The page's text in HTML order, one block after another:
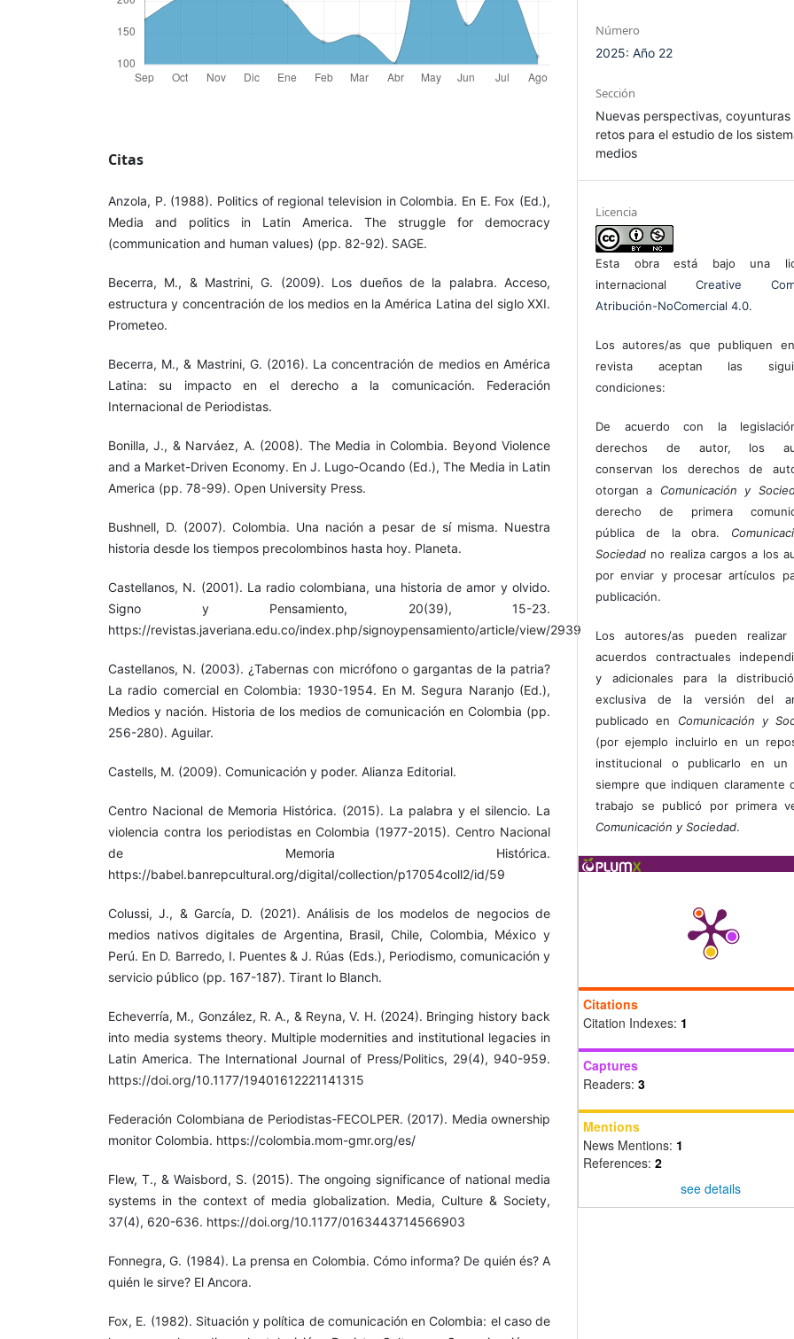
Citas
Anzola, P. (1988). Politics of regional television in Colombia. En E. Fox (Ed.),
Media and politics in Latin America. The struggle for democracy
(communication and human values) (pp. 82-92). SAGE.
Becerra, M., & Mastrini, G. (2009). Los dueños de la palabra. Acceso,
estructura y concentración de los medios en la América Latina del siglo XXI.
Prometeo.
Becerra, M., & Mastrini, G. (2016). La concentración de medios en América
Latina: su impacto en el derecho a la comunicación. Federación
Internacional de Periodistas.
Bonilla, J., & Narváez, A. (2008). The Media in Colombia. Beyond Violence
and a Market-Driven Economy. En J. Lugo-Ocando (Ed.), The Media in Latin
America (pp. 78-99). Open University Press.
Bushnell, D. (2007). Colombia. Una nación a pesar de sí misma. Nuestra
historia desde los tiempos precolombinos hasta hoy. Planeta.
Castellanos, N. (2001). La radio colombiana, una historia de amor y olvido.
Signo y Pensamiento, 20(39), 15-23.
https://revistas.javeriana.edu.co/index.php/signoypensamiento/article/view/2939
Castellanos, N. (2003). ¿Tabernas con micrófono o gargantas de la patria?
La radio comercial en Colombia: 1930-1954. En M. Segura Naranjo (Ed.),
Medios y nación. Historia de los medios de comunicación en Colombia (pp.
256-280). Aguilar.
Castells, M. (2009). Comunicación y poder. Alianza Editorial.
Centro Nacional de Memoria Histórica. (2015). La palabra y el silencio. La
violencia contra los periodistas en Colombia (1977-2015). Centro Nacional
de Memoria Histórica.
https://babel.banrepcultural.org/digital/collection/p17054coll2/id/59
Colussi, J., & García, D. (2021). Análisis de los modelos de negocios de
medios nativos digitales de Argentina, Brasil, Chile, Colombia, México y
Perú. En D. Barredo, I. Puentes & J. Rúas (Eds.), Periodismo, comunicación y
servicio público (pp. 167-187). Tirant lo Blanch.
Echeverría, M., González, R. A., & Reyna, V. H. (2024). Bringing history back
into media systems theory. Multiple modernities and institutional legacies in
Latin America. The International Journal of Press/Politics, 29(4), 940-959.
https://doi.org/10.1177/19401612221141315
Federación Colombiana de Periodistas-FECOLPER. (2017). Media ownership
monitor Colombia. https://colombia.mom-gmr.org/es/
Flew, T., & Waisbord, S. (2015). The ongoing significance of national media
systems in the context of media globalization. Media, Culture & Society,
37(4), 620-636. https://doi.org/10.1177/0163443714566903
Fonnegra, G. (1984). La prensa en Colombia. Cómo informa? De quién és? A
quién le sirve? El Ancora.
Fox, E. (1982). Situación y política de comunicación en Colombia: el caso de
Número
2025: Año 22
Sección
Nuevas perspectivas, coyunturas
retos para el estudio de los
medios
Licencia
Esta obra está bajo una
internacional Creative
Atribución-NoComercial 4.0.
Los autores/as que publiquen
revista aceptan las
condiciones:
De acuerdo con la
derechos de autor, los
conservan los derechos de
otorgan a Comunicación y
derecho de primera
pública de la obra.
Sociedad no realiza cargos a los
por enviar y procesar artículos
publicación.
Los autores/as pueden realizar
acuerdos contractuales
y adicionales para la
exclusiva de la versión del
publicado en Comunicación y
(por ejemplo incluirlo en un
institucional o publicarlo en un
siempre que indiquen claramente
trabajo se publicó por primera
Comunicación y Sociedad.
Citations
Citation Indexes: 1
Captures
Readers: 3
Mentions
News Mentions: 1
References: 2
see details